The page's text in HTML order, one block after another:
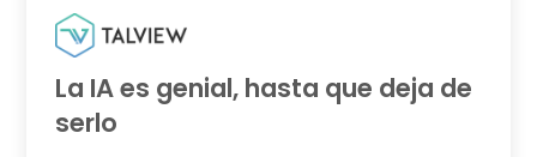
La IA es genial, hasta que deja de
serlo